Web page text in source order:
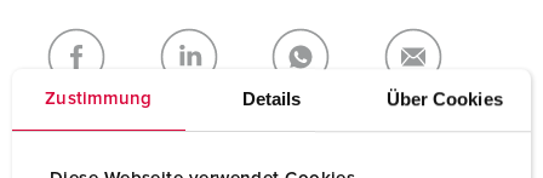
Zustimmung Details Über Cookies
Min lista LÄGG TILL
SKAPA EN NY LISTA